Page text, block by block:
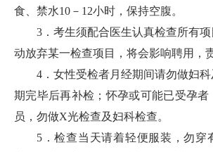
食、禁水10－12小时，保持空腹。
3．考生须配合医生认真检查所有
动放弃某一检查项目，将会影响聘用，
4．女性受检者月经期间请勿做妇
期完毕后再补检；怀孕或可能已受孕者
员，勿做X光检查及妇科检查。
5．检查当天请着轻便服装，勿穿